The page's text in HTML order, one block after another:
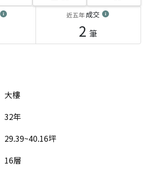
近五年成交
2 筆
大樓
32年
29.39~40.16坪
16層